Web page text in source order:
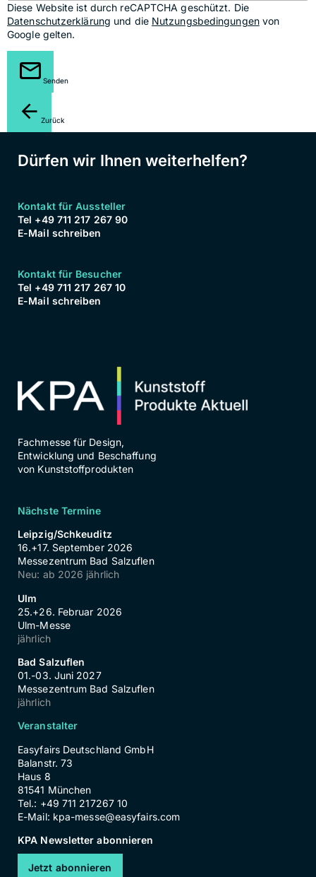
Diese Website ist durch reCAPTCHA geschützt. Die
Datenschutzerklärung und die Nutzungsbedingungenvon
Google gelten.
Senden
Zurück
Dürfen wir Ihnen weiterhelfen?
Kontakt für Aussteller
Tel +49 711 217 267 90
E-Mail schreiben
Kontakt für Besucher
Tel +49 711 217 267 10
E-Mail schreiben
Fachmesse für Design,
Entwicklung und Beschaffung
von Kunststoffprodukten
Nächste Termine
Leipzig/Schkeuditz
16.+17. September 2026
Messezentrum Bad Salzuflen
Neu: ab 2026 jährlich
Ulm
25.+26. Februar 2026
Ulm-Messe
jährlich
Bad Salzuflen
01.-03. Juni 2027
Messezentrum Bad Salzuflen
jährlich
Veranstalter
Easyfairs Deutschland GmbH
Balanstr. 73
Haus 8
81541 München
Tel.: +49 711 217267 10
E-Mail: kpa-messe@easyfairs.com
KPA Newsletter abonnieren
Jetzt abonnieren